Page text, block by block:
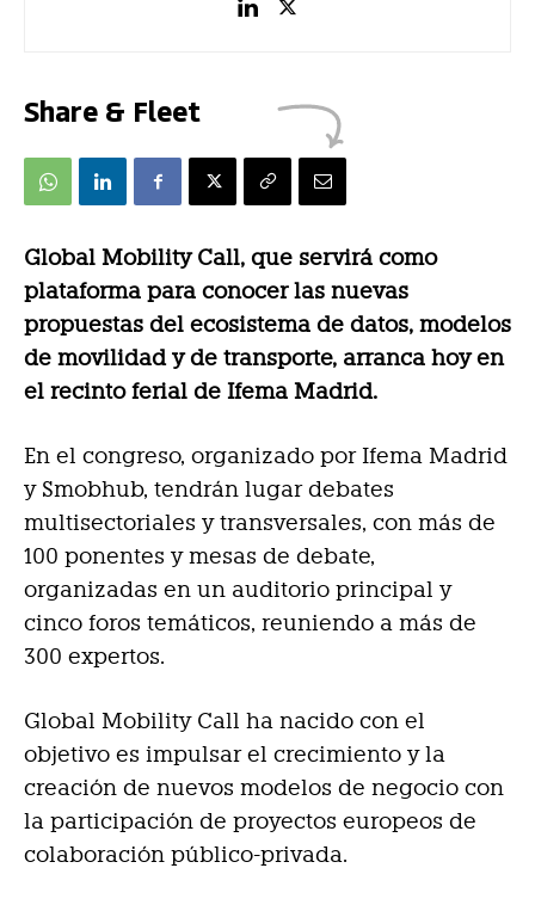
Share & Fleet
Global Mobility Call, que servirá como
plataforma para conocer las nuevas
propuestas del ecosistema de datos, modelos
de movilidad y de transporte, arranca hoy en
el recinto ferial de Ifema Madrid.
En el congreso, organizado por Ifema Madrid
y Smobhub, tendrán lugar debates
multisectoriales y transversales, con más de
100 ponentes y mesas de debate,
organizadas en un auditorio principal y
cinco foros temáticos, reuniendo a más de
300 expertos.
Global Mobility Call ha nacido con el
objetivo es impulsar el crecimiento y la
creación de nuevos modelos de negocio con
la participación de proyectos europeos de
colaboración público-privada.